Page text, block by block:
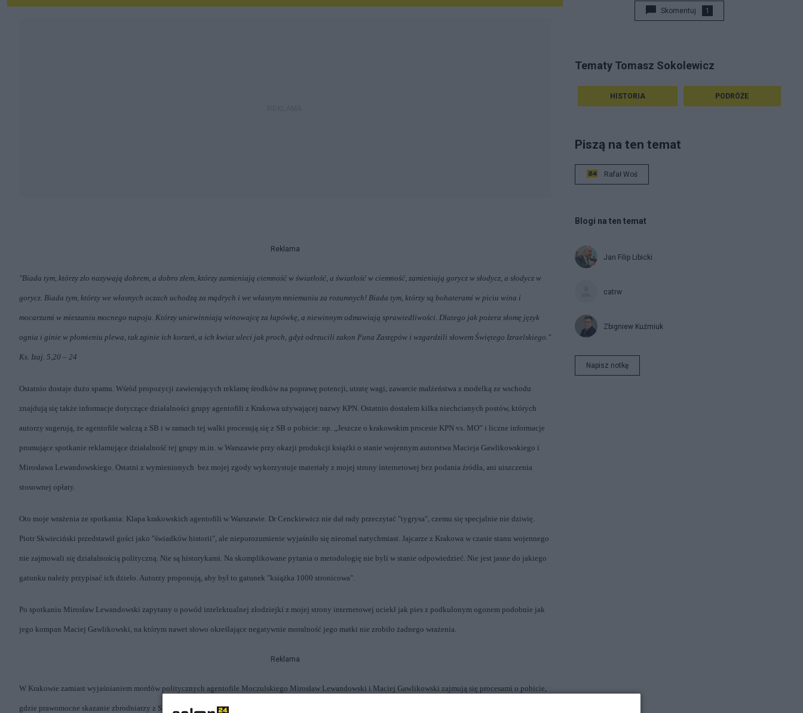
Reklama
"Biada tym, którzy zło nazywają dobrem, a dobro złem, którzy zamieniają ciemność w światłość, a światłość w ciemność, zamieniają gorycz w słodycz, a słodycz w
gorycz. Biada tym, którzy we własnych oczach uchodzą za mądrych i we własnym mniemaniu za rozumnych! Biada tym, którzy są bohaterami w piciu wina i
mocarzami w mieszaniu mocnego napoju. Którzy uniewinniają winowajcę za łapówkę, a niewinnym odmawiają sprawiedliwości. Dlatego jak pożera słomę język
ognia i ginie w płomieniu plewa, tak zginie ich korzeń, a ich kwiat uleci jak proch, gdyż odrzucili zakon Pana Zastępów i wzgardzili słowem Świętego Izraelskiego."
Ks. Izaj. 5,20 – 24
Ostatnio dostaje dużo spamu. Wśród propozycji zawierających reklamę środków na poprawę potencji, utratę wagi, zawarcie małżeństwa z modelką ze wschodu
znajdują się także informacje dotyczące działalności grupy agentofili z Krakowa używającej nazwy KPN. Ostatnio dostałem kilka niechcianych postów, których
autorzy sugerują, że agentofile walczą z SB i w ramach tej walki procesują się z SB o pobicie: np. „Jeszcze o krakowskim procesie KPN vs. MO” i liczne informacje
promujące spotkanie reklamujące działalność tej grupy m.in. w Warszawie przy okazji produkcji książki o stanie wojennym autorstwa Macieja Gawlikowskiego i
Mirosława Lewandowskiego. Ostatni z wymienionych bez mojej zgody wykorzystuje materiały z mojej strony internetowej bez podania źródła, ani uiszczenia
stosownej opłaty.
Oto moje wrażenia ze spotkania: Klapa krakowskich agentofili w Warszawie. Dr Cenckiewicz nie dał rady przeczytać "tygrysa", czemu się specjalnie nie dziwię.
Piotr Skwieciński przedstawił gości jako "świadków historii", ale nieporozumienie wyjaśniło się nieomal natychmiast. Jajcarze z Krakowa w czasie stanu wojennego
nie zajmowali się działalnością polityczną. Nie są historykami. Na skomplikowane pytania o metodologię nie byli w stanie odpowiedzieć. Nie jest jasne do jakiego
gatunku należy przypisać ich dzieło. Autorzy proponują, aby był to gatunek "książka 1000 stronicowa".
Po spotkaniu Mirosław Lewandowski zapytany o powód intelektualnej złodziejki z mojej strony internetowej uciekł jak pies z podkulonym ogonem podobnie jak
jego kompan Maciej Gawlikowski, na którym nawet słowo określające negatywnie moralność jego matki nie zrobiło żadnego wrażenia.
Reklama
W Krakowie zamiast wyjaśnianiem mordów politycznych agentofile Moczulskiego Mirosław Lewandowski i Maciej Gawlikowski zajmują się procesami o pobicie,
gdzie prawomocne skazanie zbrodniarzy z SB już nie jest możliwe (przedawnienie i amnestie prezydenta Kwaśniewskiego), pomijając zupełnie sprawy
Skomentuj 1
Tematy Tomasz Sokolewicz
HISTORIA PODRÓŻE
Piszą na ten temat
Rafał Woś
Blogi na ten temat
Jan Filip Libicki
catrw
Zbigniew Kuźmiuk
Napisz notkę